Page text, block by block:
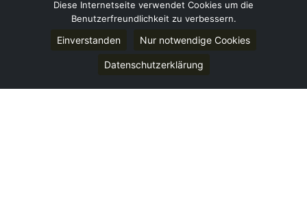
Umzug von Hattingen nach Wolfsburg
Umzug von Hattingen nach Bottrop
Umzug von Hattingen nach Göttingen
Umzug von Hattingen nach Reutlingen
Umzug von Hattingen nach Koblenz
Diese Internetseite verwendet Cookies um die
Benutzerfreundlichkeit zu verbessern.
Einverstanden Nur notwendige Cookies
Datenschutzerklärung